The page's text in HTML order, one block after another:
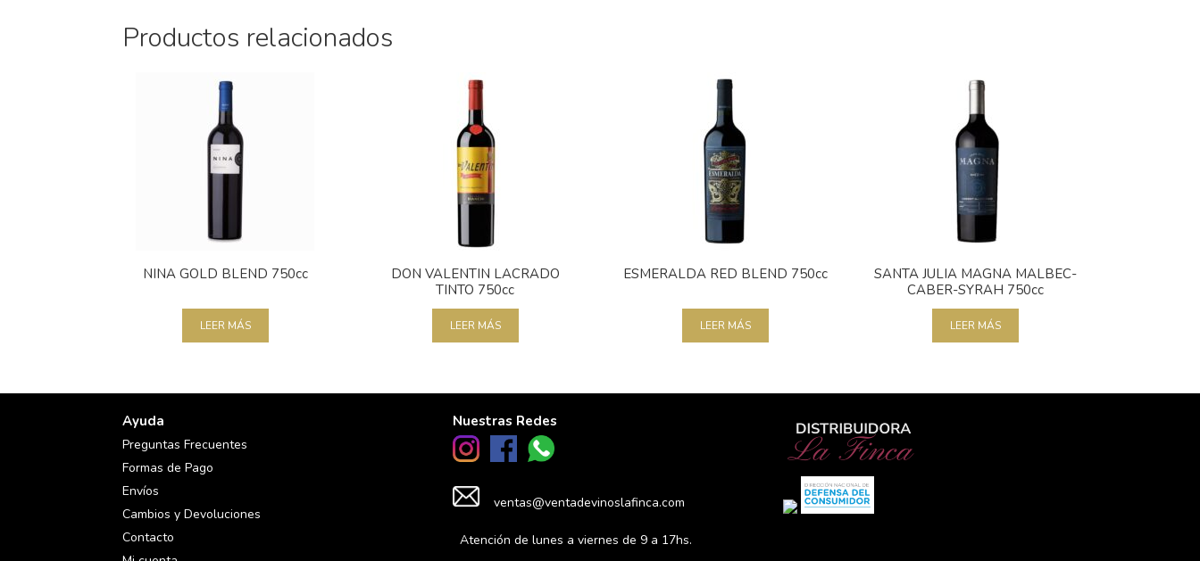
Productos relacionados
NINA GOLD BLEND 750cc
LEER MÁS
DON VALENTIN LACRADO
TINTO 750cc
LEER MÁS
ESMERALDA RED BLEND 750cc
LEER MÁS
SANTA JULIA MAGNA MALBEC-
CABER-SYRAH 750cc
LEER MÁS
Ayuda
Preguntas Frecuentes
Formas de Pago
Envíos
Cambios y Devoluciones
Contacto
Nuestras Redes
ventas@ventadevinoslafinca.com
Atención de lunes a viernes de 9 a 17hs.